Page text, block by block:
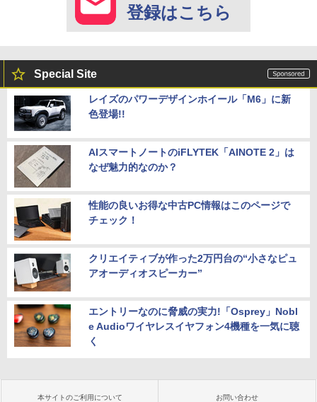
登録はこちら
Special Site
レイズのパワーデザインホイール「M6」に新
色登場!!
AIスマートノートのiFLYTEK「AINOTE 2」は
なぜ魅力的なのか？
性能の良いお得な中古PC情報はこのページで
チェック！
クリエイティブが作った2万円台の“小さなピュ
アオーディオスピーカー”
エントリーなのに脅威の実力!「Osprey」Nobl
e Audioワイヤレスイヤフォン4機種を一気に聴
く
本サイトのご利用について お問い合わせ